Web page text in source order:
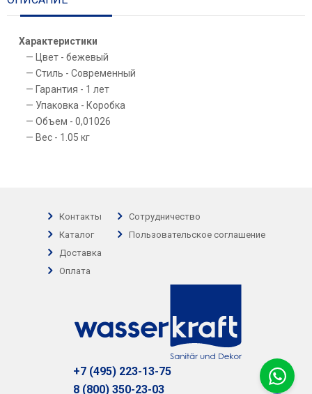
Характеристики
Цвет - бежевый
Стиль - Современный
Гарантия - 1 лет
Упаковка - Коробка
Объем - 0,01026
Вес - 1.05 кг
Контакты
Каталог
Доставка
Оплата
Сотрудничество
Пользовательское соглашение
+7 (495) 223-13-75
8 (800) 350-23-03